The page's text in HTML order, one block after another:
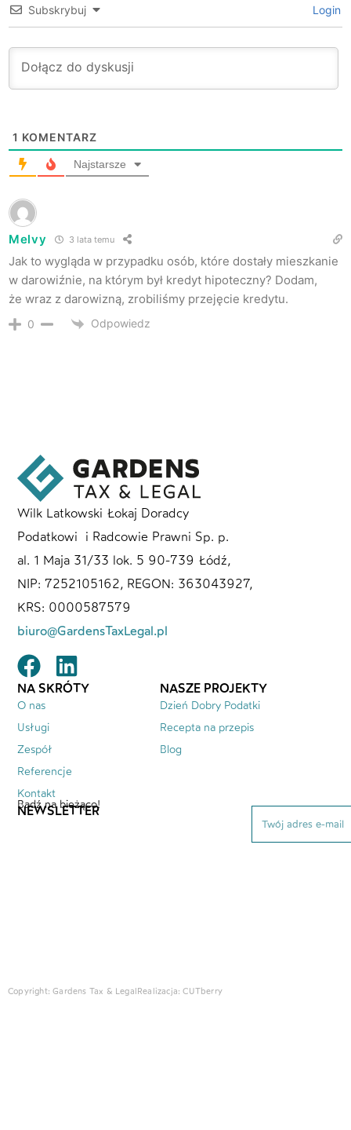
Subskrybuj Login
1 KOMENTARZ
Najstarsze
Melvy 3 lata temu
Jak to wygląda w przypadku osób, które dostały mieszkanie
w darowiźnie, na którym był kredyt hipoteczny? Dodam,
że wraz z darowizną, zrobiliśmy przejęcie kredytu.
0 Odpowiedz
Wilk Latkowski Łokaj Doradcy
Podatkowi i Radcowie Prawni Sp. p.
al. 1 Maja 31/33 lok. 5 90-739 Łódź,
NIP: 7252105162, REGON: 363043927,
KRS: 0000587579
biuro@GardensTaxLegal.pl
NA SKRÓTY
O nas
Usługi
Zespół
Referencje
Kontakt
NASZE PROJEKTY
Dzień Dobry Podatki
Recepta na przepis
Blog
NEWSLETTER
Bądź na bieżąco!
Copyright: Gardens Tax & Legal Realizacja:CUTberry